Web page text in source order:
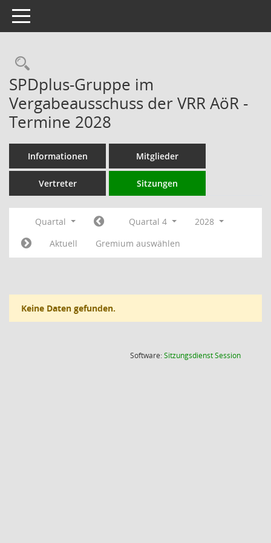
Toggle navigation
Rechercheauswahl
SPDplus-Gruppe im
Vergabeausschuss der VRR AöR -
Termine 2028
Informationen Mitglieder
Vertreter Sitzungen
Quartal Quartal 4
2028
Aktuell
Gremium auswählen
Keine Daten gefunden.
Software:SitzungsdienstSession(Wird in